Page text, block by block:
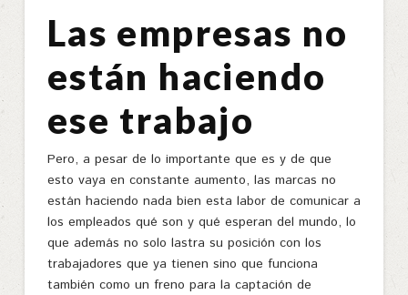
Las empresas no
están haciendo
ese trabajo
Pero, a pesar de lo importante que es y de que
esto vaya en constante aumento, las marcas no
están haciendo nada bien esta labor de comunicar a
los empleados qué son y qué esperan del mundo, lo
que además no solo lastra su posición con los
trabajadores que ya tienen sino que funciona
también como un freno para la captación de